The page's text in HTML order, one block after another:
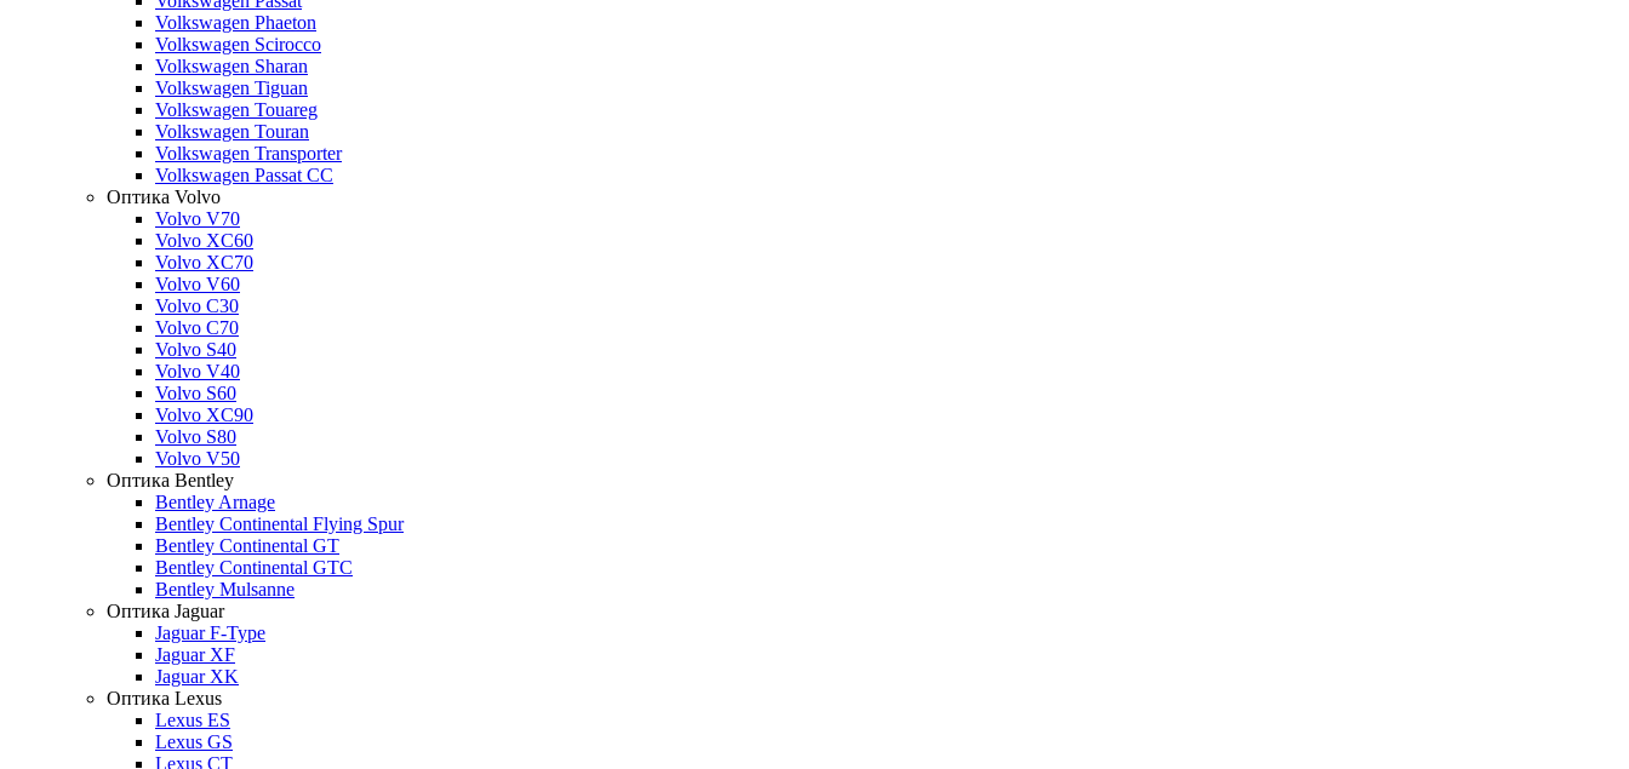
Volkswagen Phaeton
Volkswagen Scirocco
Volkswagen Sharan
Volkswagen Tiguan
Volkswagen Touareg
Volkswagen Touran
Volkswagen Transporter
Volkswagen Passat CC
Оптика Volvo
Volvo V70
Volvo XC60
Volvo XC70
Volvo V60
Volvo C30
Volvo C70
Volvo S40
Volvo V40
Volvo S60
Volvo XC90
Volvo S80
Volvo V50
Оптика Bentley
Bentley Arnage
Bentley Continental Flying Spur
Bentley Continental GT
Bentley Continental GTC
Bentley Mulsanne
Оптика Jaguar
Jaguar F-Type
Jaguar XF
Jaguar XK
Оптика Lexus
Lexus ES
Lexus GS
Lexus CT